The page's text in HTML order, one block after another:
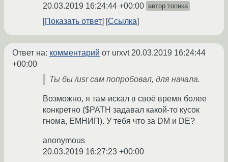
20.03.2019 16:24:44 +00:00 автор топика
Показать ответ Ссылка
Ответ на: комментарий от urxvt20.03.2019 16:24:44
+00:00
Ты бы /usr сам попробовал, для начала.
Возможно, я там искал в своё время более
конкретно ($PATH задавал какой-то кусок
гнома, ЕМНИП). У тебя что за DM и DE?
anonymous
20.03.2019 16:27:23 +00:00